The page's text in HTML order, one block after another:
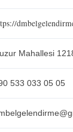
Mahallesi
533 033 05 05